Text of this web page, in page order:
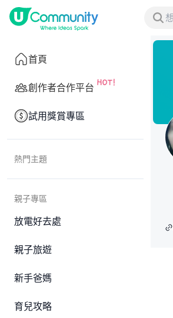
首頁
創作者合作平台
試用獎賞專區
熱門主題
親子專區
放電好去處
親子旅遊
新手爸媽
育兒攻略